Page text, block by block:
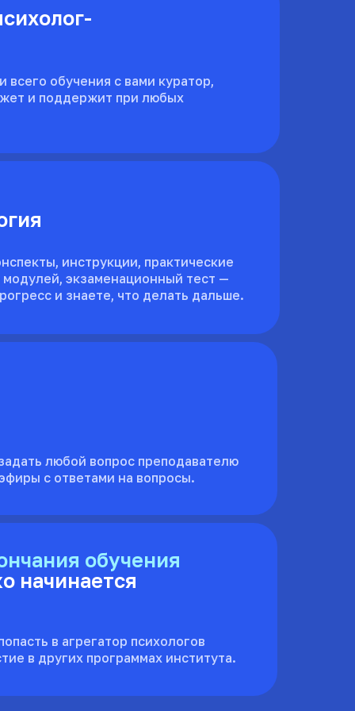
обучения
начинается
в агрегатор психологов
в других программах института.
любой вопрос преподавателю
с ответами на вопросы.
инструкции, практические
модулей, экзаменационный тест —
и знаете, что делать дальше.
всего обучения с вами куратор,
и поддержит при любых